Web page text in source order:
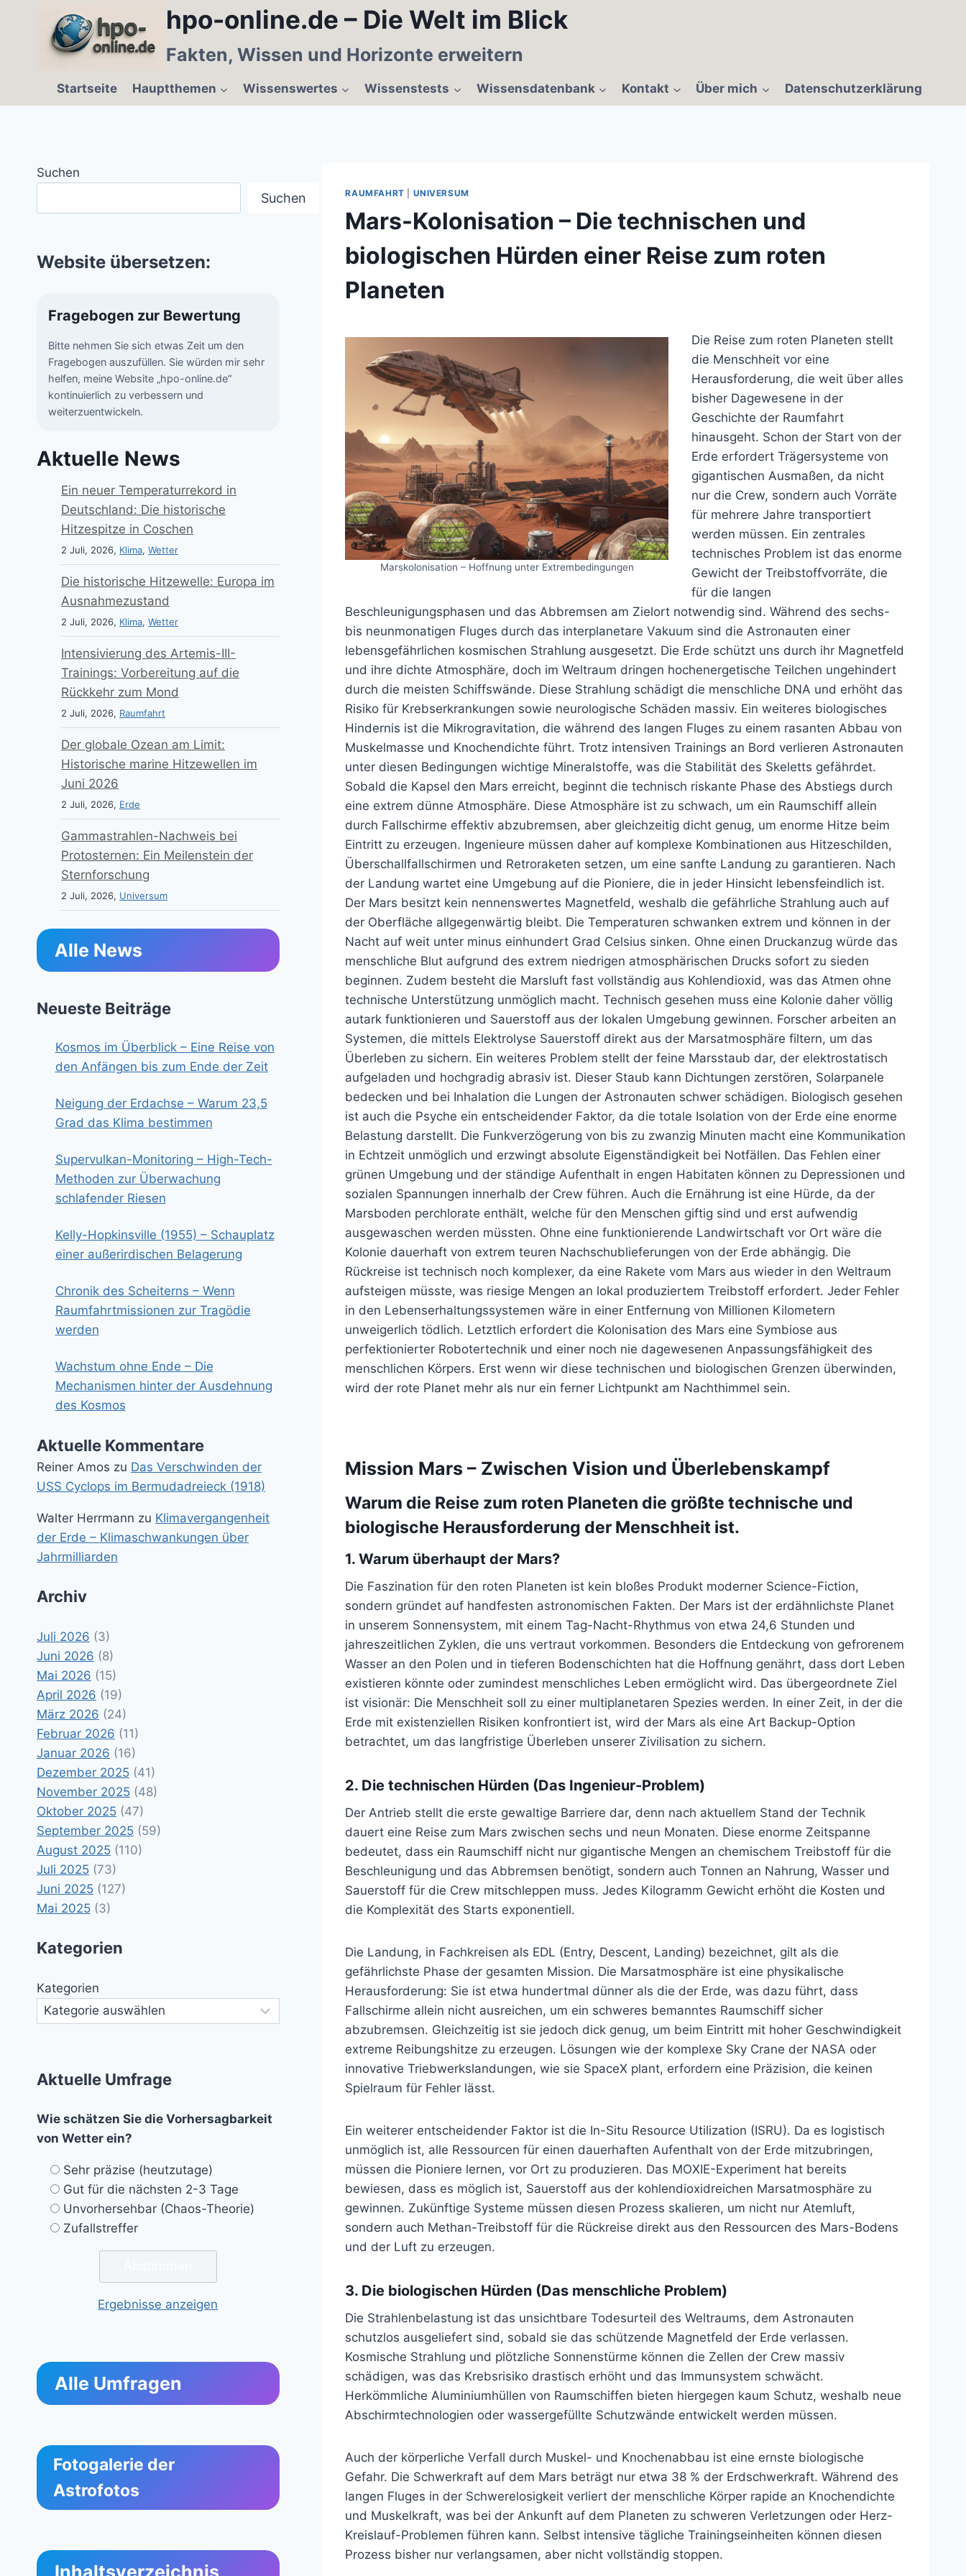
hpo-online.de – Die Welt im Blick
Fakten, Wissen und Horizonte erweitern
Startseite Hauptthemen Wissenswertes Wissenstests Wissensdatenbank Kontakt Über mich Datenschutzerklärung
RAUMFAHRT UNIVERSUM
Mars-Kolonisation – Die technischen und
biologischen Hürden einer Reise zum roten
Planeten
Marskolonisation – Hoffnung unter Extrembedingungen
Die Reise zum roten Planeten stellt
die Menschheit vor eine
Herausforderung, die weit über alles
bisher Dagewesene in der
Geschichte der Raumfahrt
hinausgeht. Schon der Start von der
Erde erfordert Trägersysteme von
gigantischen Ausmaßen, da nicht
nur die Crew, sondern auch Vorräte
für mehrere Jahre transportiert
werden müssen. Ein zentrales
technisches Problem ist das enorme
Gewicht der Treibstoffvorräte, die
für die langen
Beschleunigungsphasen und das Abbremsen am Zielort notwendig sind. Während des sechs-
bis neunmonatigen Fluges durch das interplanetare Vakuum sind die Astronauten einer
lebensgefährlichen kosmischen Strahlung ausgesetzt. Die Erde schützt uns durch ihr Magnetfeld
und ihre dichte Atmosphäre, doch im Weltraum dringen hochenergetische Teilchen ungehindert
durch die meisten Schiffswände. Diese Strahlung schädigt die menschliche DNA und erhöht das
Risiko für Krebserkrankungen sowie neurologische Schäden massiv. Ein weiteres biologisches
Hindernis ist die Mikrogravitation, die während des langen Fluges zu einem rasanten Abbau von
Muskelmasse und Knochendichte führt. Trotz intensiven Trainings an Bord verlieren Astronauten
unter diesen Bedingungen wichtige Mineralstoffe, was die Stabilität des Skeletts gefährdet.
Sobald die Kapsel den Mars erreicht, beginnt die technisch riskante Phase des Abstiegs durch
eine extrem dünne Atmosphäre. Diese Atmosphäre ist zu schwach, um ein Raumschiff allein
durch Fallschirme effektiv abzubremsen, aber gleichzeitig dicht genug, um enorme Hitze beim
Eintritt zu erzeugen. Ingenieure müssen daher auf komplexe Kombinationen aus Hitzeschilden,
Überschallfallschirmen und Retroraketen setzen, um eine sanfte Landung zu garantieren. Nach
der Landung wartet eine Umgebung auf die Pioniere, die in jeder Hinsicht lebensfeindlich ist.
Der Mars besitzt kein nennenswertes Magnetfeld, weshalb die gefährliche Strahlung auch auf
der Oberfläche allgegenwärtig bleibt. Die Temperaturen schwanken extrem und können in der
Nacht auf weit unter minus einhundert Grad Celsius sinken. Ohne einen Druckanzug würde das
menschliche Blut aufgrund des extrem niedrigen atmosphärischen Drucks sofort zu sieden
beginnen. Zudem besteht die Marsluft fast vollständig aus Kohlendioxid, was das Atmen ohne
technische Unterstützung unmöglich macht. Technisch gesehen muss eine Kolonie daher völlig
autark funktionieren und Sauerstoff aus der lokalen Umgebung gewinnen. Forscher arbeiten an
Systemen, die mittels Elektrolyse Sauerstoff direkt aus der Marsatmosphäre filtern, um das
Überleben zu sichern. Ein weiteres Problem stellt der feine Marsstaub dar, der elektrostatisch
aufgeladen und hochgradig abrasiv ist. Dieser Staub kann Dichtungen zerstören, Solarpanele
bedecken und bei Inhalation die Lungen der Astronauten schwer schädigen. Biologisch gesehen
ist auch die Psyche ein entscheidender Faktor, da die totale Isolation von der Erde eine enorme
Belastung darstellt. Die Funkverzögerung von bis zu zwanzig Minuten macht eine Kommunikation
in Echtzeit unmöglich und erzwingt absolute Eigenständigkeit bei Notfällen. Das Fehlen einer
grünen Umgebung und der ständige Aufenthalt in engen Habitaten können zu Depressionen und
sozialen Spannungen innerhalb der Crew führen. Auch die Ernährung ist eine Hürde, da der
Marsboden perchlorate enthält, welche für den Menschen giftig sind und erst aufwendig
ausgewaschen werden müssten. Ohne eine funktionierende Landwirtschaft vor Ort wäre die
Kolonie dauerhaft von extrem teuren Nachschublieferungen von der Erde abhängig. Die
Rückreise ist technisch noch komplexer, da eine Rakete vom Mars aus wieder in den Weltraum
aufsteigen müsste, was riesige Mengen an lokal produziertem Treibstoff erfordert. Jeder Fehler
in den Lebenserhaltungssystemen wäre in einer Entfernung von Millionen Kilometern
unweigerlich tödlich. Letztlich erfordert die Kolonisation des Mars eine Symbiose aus
perfektionierter Robotertechnik und einer noch nie dagewesenen Anpassungsfähigkeit des
menschlichen Körpers. Erst wenn wir diese technischen und biologischen Grenzen überwinden,
wird der rote Planet mehr als nur ein ferner Lichtpunkt am Nachthimmel sein.
Mission Mars – Zwischen Vision und Überlebenskampf
Warum die Reise zum roten Planeten die größte technische und
biologische Herausforderung der Menschheit ist.
1. Warum überhaupt der Mars?
Die Faszination für den roten Planeten ist kein bloßes Produkt moderner Science-Fiction,
sondern gründet auf handfesten astronomischen Fakten. Der Mars ist der erdähnlichste Planet
in unserem Sonnensystem, mit einem Tag-Nacht-Rhythmus von etwa 24,6 Stunden und
jahreszeitlichen Zyklen, die uns vertraut vorkommen. Besonders die Entdeckung von gefrorenem
Wasser an den Polen und in tieferen Bodenschichten hat die Hoffnung genährt, dass dort Leben
existieren könnte oder zumindest menschliches Leben ermöglicht wird. Das übergeordnete Ziel
ist visionär: Die Menschheit soll zu einer multiplanetaren Spezies werden. In einer Zeit, in der die
Erde mit existenziellen Risiken konfrontiert ist, wird der Mars als eine Art Backup-Option
betrachtet, um das langfristige Überleben unserer Zivilisation zu sichern.
2. Die technischen Hürden (Das Ingenieur-Problem)
Der Antrieb stellt die erste gewaltige Barriere dar, denn nach aktuellem Stand der Technik
dauert eine Reise zum Mars zwischen sechs und neun Monaten. Diese enorme Zeitspanne
bedeutet, dass ein Raumschiff nicht nur gigantische Mengen an chemischem Treibstoff für die
Beschleunigung und das Abbremsen benötigt, sondern auch Tonnen an Nahrung, Wasser und
Sauerstoff für die Crew mitschleppen muss. Jedes Kilogramm Gewicht erhöht die Kosten und
die Komplexität des Starts exponentiell.
Die Landung, in Fachkreisen als EDL (Entry, Descent, Landing) bezeichnet, gilt als die
gefährlichste Phase der gesamten Mission. Die Marsatmosphäre ist eine physikalische
Herausforderung: Sie ist etwa hundertmal dünner als die der Erde, was dazu führt, dass
Fallschirme allein nicht ausreichen, um ein schweres bemanntes Raumschiff sicher
abzubremsen. Gleichzeitig ist sie jedoch dick genug, um beim Eintritt mit hoher Geschwindigkeit
extreme Reibungshitze zu erzeugen. Lösungen wie der komplexe Sky Crane der NASA oder
innovative Triebwerkslandungen, wie sie SpaceX plant, erfordern eine Präzision, die keinen
Spielraum für Fehler lässt.
Ein weiterer entscheidender Faktor ist die In-Situ Resource Utilization (ISRU). Da es logistisch
unmöglich ist, alle Ressourcen für einen dauerhaften Aufenthalt von der Erde mitzubringen,
müssen die Pioniere lernen, vor Ort zu produzieren. Das MOXIE-Experiment hat bereits
bewiesen, dass es möglich ist, Sauerstoff aus der kohlendioxidreichen Marsatmosphäre zu
gewinnen. Zukünftige Systeme müssen diesen Prozess skalieren, um nicht nur Atemluft,
sondern auch Methan-Treibstoff für die Rückreise direkt aus den Ressourcen des Mars-Bodens
und der Luft zu erzeugen.
3. Die biologischen Hürden (Das menschliche Problem)
Die Strahlenbelastung ist das unsichtbare Todesurteil des Weltraums, dem Astronauten
schutzlos ausgeliefert sind, sobald sie das schützende Magnetfeld der Erde verlassen.
Kosmische Strahlung und plötzliche Sonnenstürme können die Zellen der Crew massiv
schädigen, was das Krebsrisiko drastisch erhöht und das Immunsystem schwächt.
Herkömmliche Aluminiumhüllen von Raumschiffen bieten hiergegen kaum Schutz, weshalb neue
Abschirmtechnologien oder wassergefüllte Schutzwände entwickelt werden müssen.
Auch der körperliche Verfall durch Muskel- und Knochenabbau ist eine ernste biologische
Gefahr. Die Schwerkraft auf dem Mars beträgt nur etwa 38 % der Erdschwerkraft. Während des
langen Fluges in der Schwerelosigkeit verliert der menschliche Körper rapide an Knochendichte
und Muskelkraft, was bei der Ankunft auf dem Planeten zu schweren Verletzungen oder Herz-
Kreislauf-Problemen führen kann. Selbst intensive tägliche Trainingseinheiten können diesen
Prozess bisher nur verlangsamen, aber nicht vollständig stoppen.
Suchen
Suchen
Website übersetzen:
Fragebogen zur Bewertung
Bitte nehmen Sie sich etwas Zeit um den
Fragebogen auszufüllen. Sie würden mir sehr
helfen, meine Website „hpo-online.de“
kontinuierlich zu verbessern und
weiterzuentwickeln.
Aktuelle News
Ein neuer Temperaturrekord in
Deutschland: Die historische
Hitzespitze in Coschen
2 Juli, 2026, Klima, Wetter
Die historische Hitzewelle: Europa im
Ausnahmezustand
2 Juli, 2026, Klima, Wetter
Intensivierung des Artemis-III-
Trainings: Vorbereitung auf die
Rückkehr zum Mond
2 Juli, 2026, Raumfahrt
Der globale Ozean am Limit:
Historische marine Hitzewellen im
Juni 2026
2 Juli, 2026, Erde
Gammastrahlen-Nachweis bei
Protosternen: Ein Meilenstein der
Sternforschung
2 Juli, 2026, Universum
Alle News
Neueste Beiträge
Kosmos im Überblick – Eine Reise von
den Anfängen bis zum Ende der Zeit
Neigung der Erdachse – Warum 23,5
Grad das Klima bestimmen
Supervulkan-Monitoring – High-Tech-
Methoden zur Überwachung
schlafender Riesen
Kelly-Hopkinsville (1955) – Schauplatz
einer außerirdischen Belagerung
Chronik des Scheiterns – Wenn
Raumfahrtmissionen zur Tragödie
werden
Wachstum ohne Ende – Die
Mechanismen hinter der Ausdehnung
des Kosmos
Aktuelle Kommentare
Reiner Amos zu Das Verschwinden der
USS Cyclops im Bermudadreieck (1918)
Walter Herrmann zu Klimavergangenheit
der Erde – Klimaschwankungen über
Jahrmilliarden
Archiv
Juli 2026 (3)
Juni 2026 (8)
Mai 2026 (15)
April 2026 (19)
März 2026 (24)
Februar 2026 (11)
Januar 2026 (16)
Dezember 2025 (41)
November 2025 (48)
Oktober 2025 (47)
September 2025 (59)
August 2025 (110)
Juli 2025 (73)
Juni 2025 (127)
Mai 2025 (3)
Kategorien
Kategorien
Aktuelle Umfrage
Wie schätzen Sie die Vorhersagbarkeit
von Wetter ein?
Sehr präzise (heutzutage)
Gut für die nächsten 2-3 Tage
Unvorhersehbar (Chaos-Theorie)
Zufallstreffer
Ergebnisse anzeigen
Alle Umfragen
Fotogalerie der
Astrofotos
Inhaltsverzeichnis